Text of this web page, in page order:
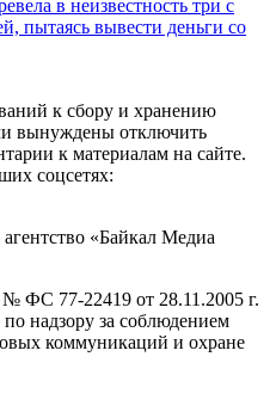
в неизвестность три с
пытаясь вывести деньги со
к сбору и хранению
вынуждены отключить
к материалам на сайте.
соцсетях:
«Байкал Медиа
ФС 77-22419 от 28.11.2005 г.
надзору за соблюдением
коммуникаций и охране